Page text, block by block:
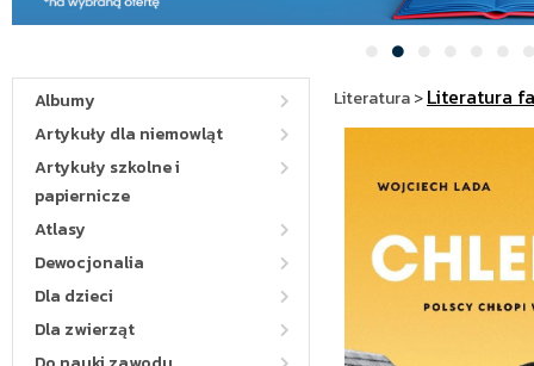
Albumy
Artykuły dla niemowląt
Artykuły szkolne i
papiernicze
Atlasy
Dewocjonalia
Dla dzieci
Dla zwierząt
Literatura>Literatura